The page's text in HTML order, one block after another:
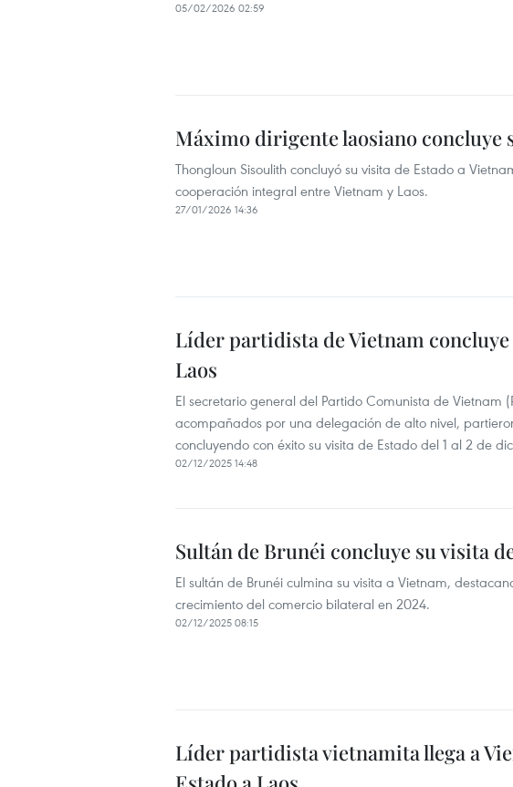
05/02/2026 02:59
Máximo dirigente laosiano concluye
Thongloun Sisoulith concluyó su visita de Estado a
cooperación integral entre Vietnam y Laos.
27/01/2026 14:36
Líder partidista de Vietnam
Laos
El secretario general del Partido Comunista de Vietnam
acompañados por una delegación de alto nivel,
concluyendo con éxito su visita de Estado del 1 al 2 de
02/12/2025 14:48
Sultán de Brunéi concluye su visita
El sultán de Brunéi culmina su visita a Vietnam,
crecimiento del comercio bilateral en 2024.
02/12/2025 08:15
Líder partidista vietnamita llega a